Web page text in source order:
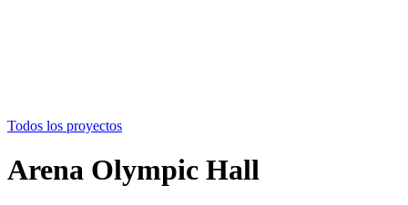
Todos los proyectos
Arena Olympic Hall